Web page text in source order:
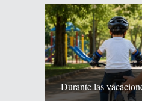
Durante las